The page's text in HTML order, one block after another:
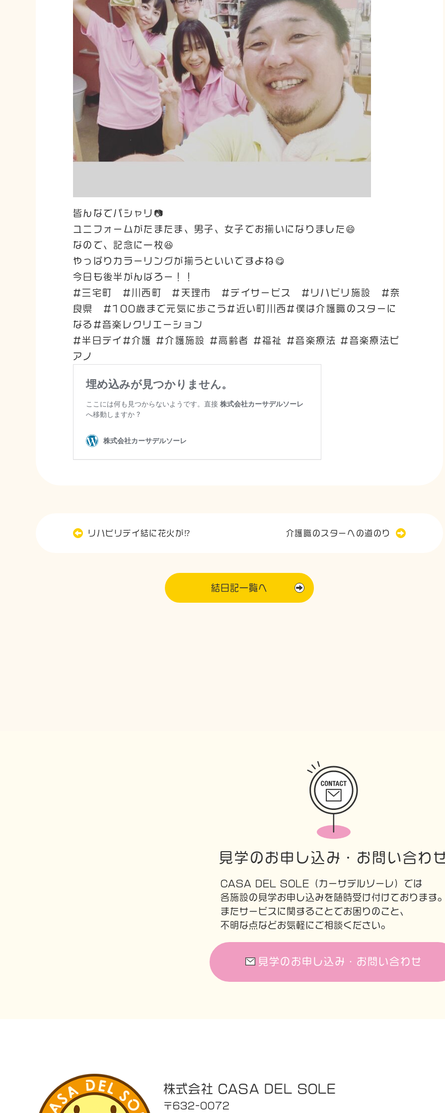
皆んなでパシャリ📷
ユニフォームがたまたま、男子、女子でお揃いになりました😄
なので、記念に一枚😆
やっぱりカラーリングが揃うといいですよね😋
今日も後半がんばろー！！
#三宅町 #川西町 #天理市 #デイサービス #リハビリ施設 #奈
良県 #100歳まで元気に歩こう#近い町川西#僕は介護職のスターに
なる#音楽レクリエーション
#半日デイ#介護 #介護施設 #高齢者 #福祉 #音楽療法 #音楽療法ピ
アノ
リハビリデイ結に花火が⁉️ 介護職のスターへの道のり
結日記一覧へ
見学のお申し込み・お問い合わ
CASA DEL SOLE（カーサデルソーレ）では
各施設の見学お申し込みを随時受け付けております
またサービスに関することでお困りのこと、
不明な点などお気軽にご相談ください。
見学のお申し込み・お問い合わせ
株式会社 CASA DEL SOLE
〒632-0072